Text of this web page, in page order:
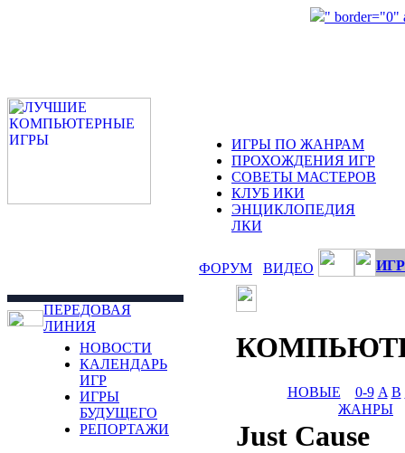
" border="0"
ИГРЫ ПО ЖАНРАМ
ПРОХОЖДЕНИЯ ИГР
СОВЕТЫ МАСТЕРОВ
КЛУБ ИКИ
ЭНЦИКЛОПЕДИЯ
ЛКИ
ФОРУМ ВИДЕО
ПЕРЕДОВАЯ
ЛИНИЯ
НОВОСТИ
КАЛЕНДАРЬ
ИГР
ИГРЫ
БУДУЩЕГО
РЕПОРТАЖИ
НОВЫЕ 0-9 A B
ЖАНРЫ
Just Cause